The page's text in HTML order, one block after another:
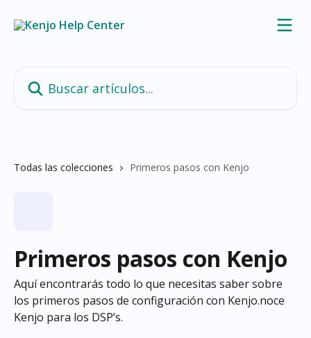
Todas las colecciones Primeros pasos con Kenjo
Primeros pasos con Kenjo
Aquí encontrarás todo lo que necesitas saber sobre
los primeros pasos de configuración con Kenjo.noce
Kenjo para los DSP’s.